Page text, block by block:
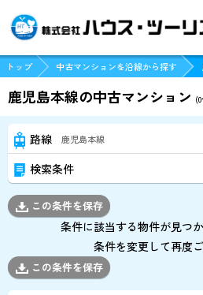
ツーリストクラブに登録
ログイン
パスワードをお忘れの方はこちら
現地販売会･オープンハウス物件一
船橋店でお探しの方
博多店でお探しの方
トップ 中古マンションを沿線から探す
鹿児島本線の中古マンション (0
路線 鹿児島本線
検索条件
この条件を保存
条件に該当する物件が見つ
条件を変更して再度ご
この条件を保存